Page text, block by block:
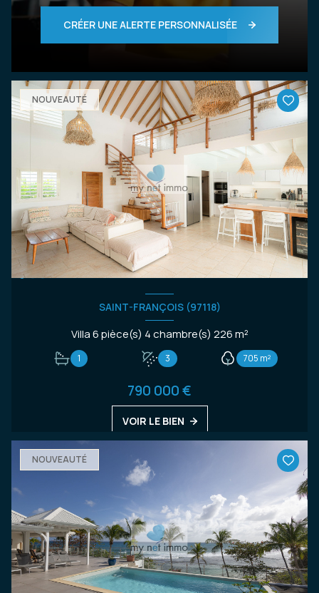
CRÉER UNE ALERTE PERSONNALISÉE
NOUVEAUTÉ
SAINT-FRANÇOIS (97118)
Villa 6 pièce(s) 4 chambre(s) 226 m²
1 3 705 m²
790 000 €
VOIR LE BIEN
NOUVEAUTÉ